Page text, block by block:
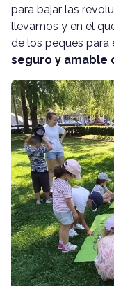
para bajar las
llevamos y en el
de los peques para
seguro y amable